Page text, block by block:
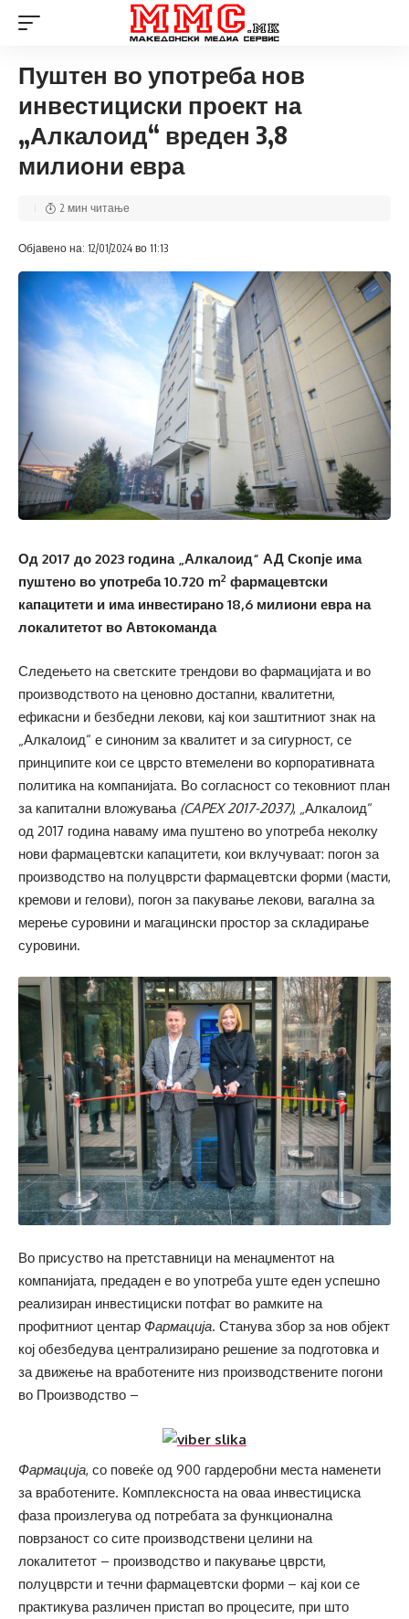
Пуштен во употреба нов
инвестициски проект на
„Алкалоид“ вреден 3,8
милиони евра
Објавено на: 12/01/2024 во 11:13
2 мин читање
Од 2017 до 2023 година „Алкалоид“ АД Скопје има
пуштено во употреба 10.720 m2 фармацевтски
капацитети и има инвестирано 18,6 милиони евра на
локалитетот во Автокоманда
Следењето на светските трендови во фармацијата и во
производството на ценовно достапни, квалитетни,
ефикасни и безбедни лекови, кај кои заштитниот знак на
„Алкалоид“ е синоним за квалитет и за сигурност, се
принципите кои се цврсто втемелени во корпоративната
политика на компанијата. Во согласност со тековниот план
за капитални вложувања (CAPEX 2017-2037), „Алкалоид“
од 2017 година наваму има пуштено во употреба неколку
нови фармацевтски капацитети, кои вклучуваат: погон за
производство на полуцврсти фармацевтски форми (масти,
кремови и гелови), погон за пакување лекови, вагална за
мерење суровини и магацински простор за складирање
суровини.
Во присуство на претставници на менаџментот на
компанијата, предаден е во употреба уште еден успешно
реализиран инвестициски потфат во рамките на
профитниот центар Фармација. Станува збор за нов објект
кој обезбедува централизирано решение за подготовка и
за движење на вработените низ производствените погони
во Производство –
Фармација, со повеќе од 900 гардеробни места наменети
за вработените. Комплексноста на оваа инвестициска
фаза произлегува од потребата за функционална
поврзаност со сите производствени целини на
локалитетот – производство и пакување цврсти,
полуцврсти и течни фармацевтски форми – кај кои се
практикува различен пристап во процесите, при што